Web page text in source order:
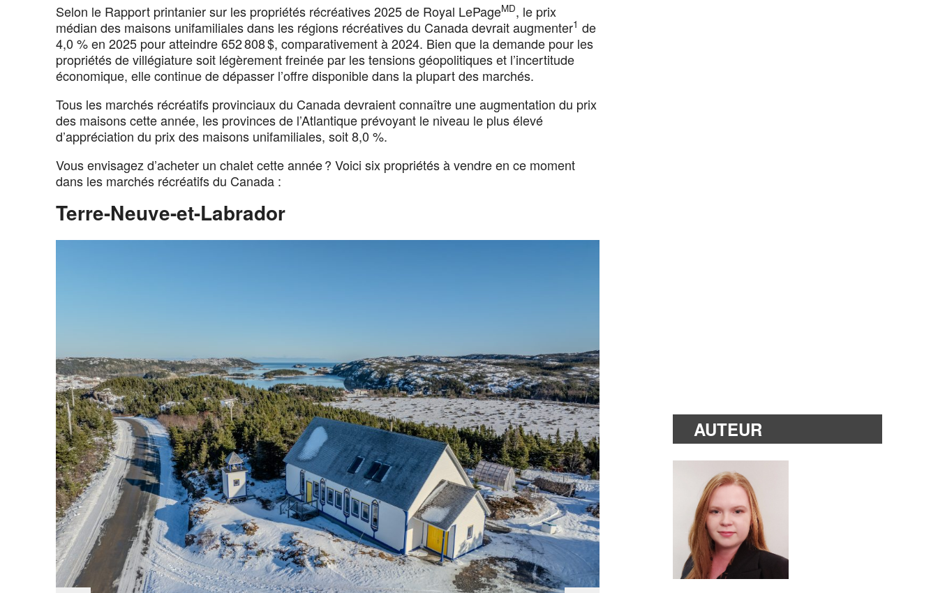
Selon le Rapport printanier sur les propriétés récréatives 2025 de Royal LePageMD, le prix
médian des maisons unifamiliales dans les régions récréatives du Canada devrait augmenter1 de
4,0 % en 2025 pour atteindre 652 808 $, comparativement à 2024. Bien que la demande pour les
propriétés de villégiature soit légèrement freinée par les tensions géopolitiques et l’incertitude
économique, elle continue de dépasser l’offre disponible dans la plupart des marchés.
Tous les marchés récréatifs provinciaux du Canada devraient connaître une augmentation du prix
des maisons cette année, les provinces de l’Atlantique prévoyant le niveau le plus élevé
d’appréciation du prix des maisons unifamiliales, soit 8,0 %.
Vous envisagez d’acheter un chalet cette année ? Voici six propriétés à vendre en ce moment
dans les marchés récréatifs du Canada :
Terre-Neuve-et-Labrador
AUTEUR